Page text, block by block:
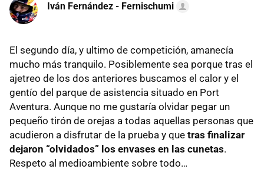
Iván Fernández - Fernischumi
El segundo día, y ultimo de competición, amanecía
mucho más tranquilo. Posiblemente sea porque tras el
ajetreo de los dos anteriores buscamos el calor y el
gentío del parque de asistencia situado en Port
Aventura. Aunque no me gustaría olvidar pegar un
pequeño tirón de orejas a todas aquellas personas que
acudieron a disfrutar de la prueba y que tras finalizar
dejaron “olvidados” los envases en las cunetas.
Respeto al medioambiente sobre todo…